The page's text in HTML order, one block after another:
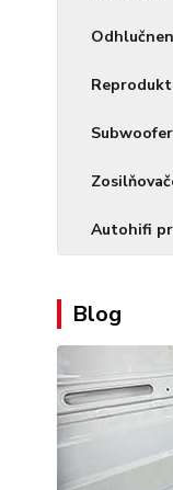
Autohifi
Blog